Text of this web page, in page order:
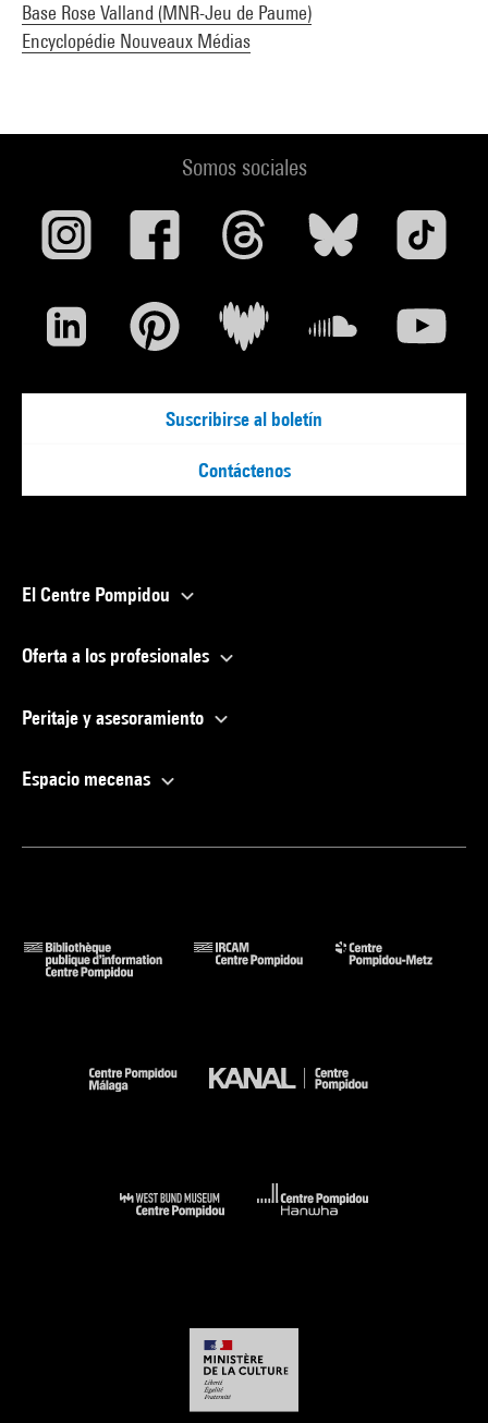
Base Rose Valland (MNR-Jeu de Paume)
Encyclopédie Nouveaux Médias
Somos sociales
Suscribirse al boletín
Contáctenos
El Centre Pompidou
Oferta a los profesionales
Peritaje y asesoramiento
Espacio mecenas